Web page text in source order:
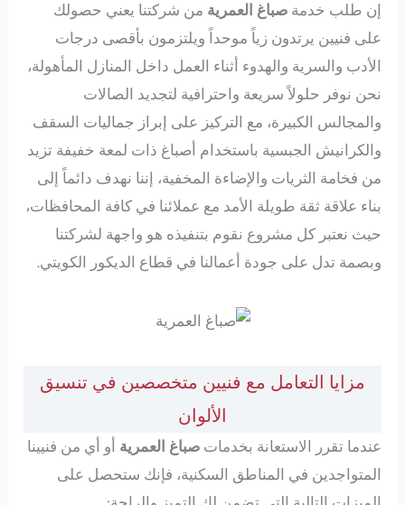
إن طلب خدمةصباغ العمرية من شركتنا يعني حصولك
على فنيين يرتدون زياً موحداً ويلتزمون بأقصى درجات
الأدب والسرية والهدوء أثناء العمل داخل المنازل المأهولة،
نحن نوفر حلولاً سريعة واحترافية لتجديد الصالات
والمجالس الكبيرة، مع التركيز على إبراز جماليات السقف
والكرانيش الجبسية باستخدام أصباغ ذات لمعة خفيفة تزيد
من فخامة الثريات والإضاءة المخفية، إننا نهدف دائماً إلى
بناء علاقة ثقة طويلة الأمد مع عملائنا في كافة المحافظات،
حيث نعتبر كل مشروع نقوم بتنفيذه هو واجهة لشركتنا
وبصمة تدل على جودة أعمالنا في قطاع الديكور الكويتي.
مزايا التعامل مع فنيين متخصصين في تنسيق
الألوان
عندما تقرر الاستعانة بخدماتصباغ العمرية أو أي من فنيينا
المتواجدين في المناطق السكنية، فإنك ستحصل على